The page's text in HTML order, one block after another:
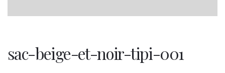
sac-beige-et-noir-tipi-001